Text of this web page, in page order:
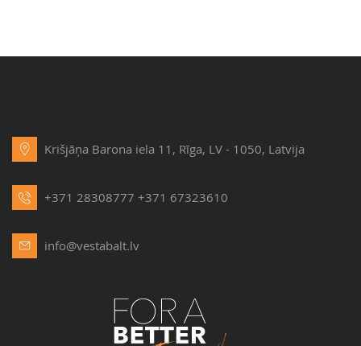
Krišjāņa Barona iela 11, Rīga, LV - 1050, Latvija
+371 28308777 +371 67323610
info@vestabalt.lv